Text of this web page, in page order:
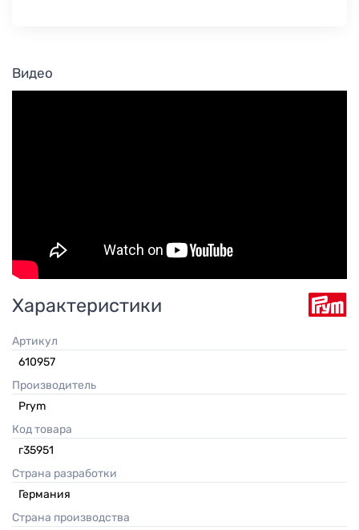
Видео
Характеристики
Артикул
610957
Производитель
Prym
Код товара
г35951
Страна разработки
Германия
Страна производства